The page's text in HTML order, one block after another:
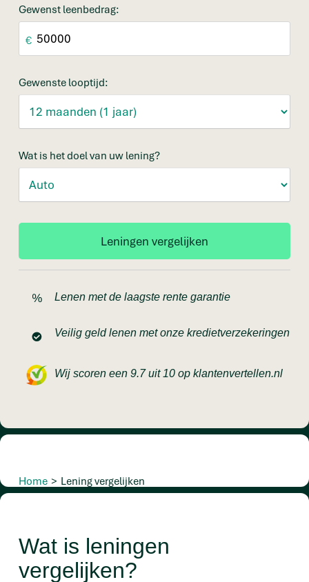
Gewenst leenbedrag:
€
Gewenste looptijd:
Wat is het doel van uw lening?
Lenen met de laagste rente garantie
Veilig geld lenen met onze kredietverzekeringen
Wij scoren een 9.7 uit 10 op klantenvertellen.nl
Home > Lening vergelijken
Wat is leningen
vergelijken?